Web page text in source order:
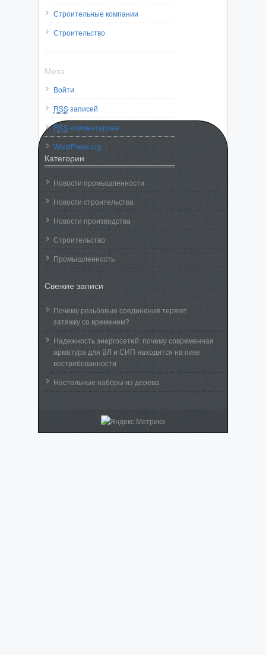
Строительные компании
Строительство
Мета
Войти
RSSзаписей
RSSкомментариев
WordPress.org
Категории
Новости промышленности
Новости строительства
Новости производства
Строительство
Промышленность
Свежие записи
Почему резьбовые соединения теряют
затяжку со временем?
Надежность энергосетей: почему современная
арматура для ВЛ и СИП находится на пике
востребованности
Настольные наборы из дерева